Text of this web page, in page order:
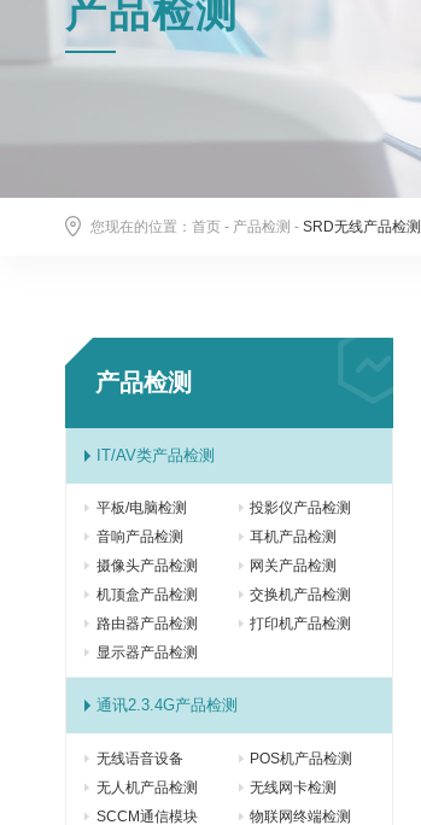
产品检测
您现在的位置： 首页- 产品检测 - SRD无线产品检测
产品检测
IT/AV类产品检测
平板/电脑检测
投影仪产品检测
音响产品检测
耳机产品检测
摄像头产品检测
网关产品检测
机顶盒产品检测
交换机产品检测
路由器产品检测
打印机产品检测
显示器产品检测
通讯2.3.4G产品检测
无线语音设备
POS机产品检测
无人机产品检测
无线网卡检测
SCCM通信模块
物联网终端检测